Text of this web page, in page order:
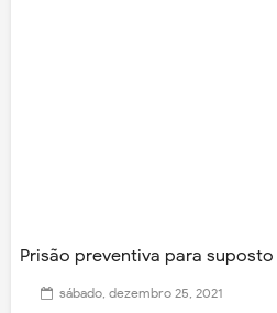
Prisão preventiva para
sábado, dezembro 25, 2021